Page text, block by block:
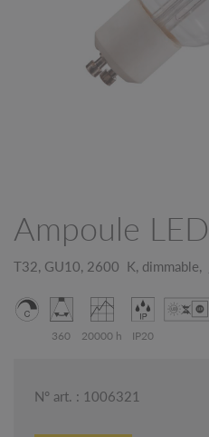
Ampoule LED
T32, GU10, 2600 K, dimmable,
360 20000 h IP20
N° art. : 1006321